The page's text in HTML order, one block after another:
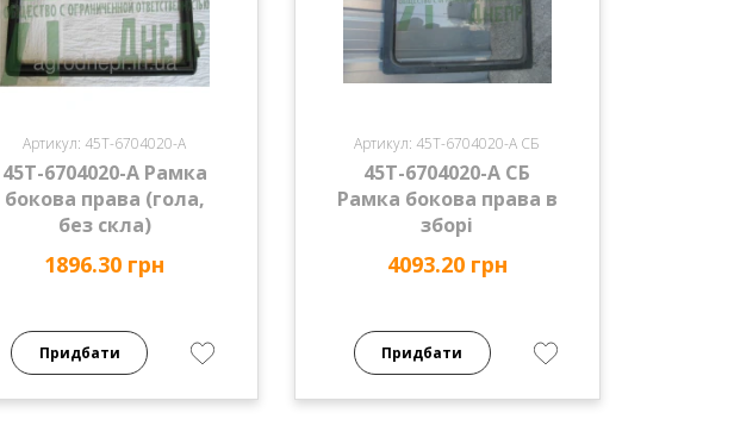
Артикул: 45Т-6704020-А
45Т-6704020-А Рамка
бокова права (гола,
без скла)
1896.30 грн
Придбати
Артикул: 45Т-6704020-А СБ
45Т-6704020-А СБ
Рамка бокова права в
зборі
4093.20 грн
Придбати